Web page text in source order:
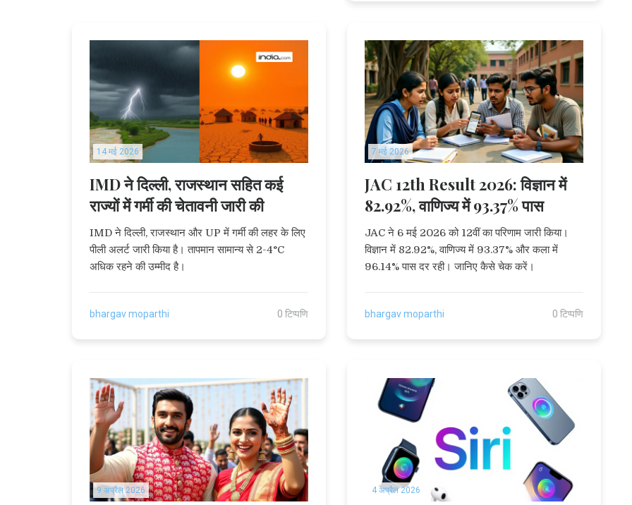
14 मई 2026
IMD ने दिल्ली, राजस्थान सहित कई
राज्यों में गर्मी की चेतावनी जारी की
IMD ने दिल्ली, राजस्थान और UP में गर्मी की लहर के लिए
पीली अलर्ट जारी किया है। तापमान सामान्य से 2-4°C
अधिक रहने की उम्मीद है।
bhargav moparthi 0 टिप्पणि
7 मई 2026
JAC 12th Result 2026: विज्ञान में
82.92%, वाणिज्य में 93.37% पास
JAC ने 6 मई 2026 को 12वीं का परिणाम जारी किया।
विज्ञान में 82.92%, वाणिज्य में 93.37% और कला में
96.14% पास दर रही। जानिए कैसे चेक करें।
bhargav moparthi 0 टिप्पणि
9 अप्रैल 2026 4 अप्रैल 2026